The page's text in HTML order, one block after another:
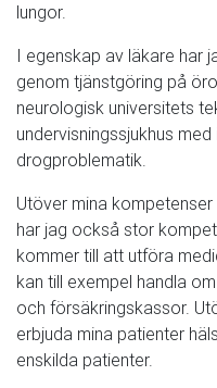
lungor.
I egenskap av läkare har
genom tjänstgöring på
neurologisk universitets
undervisningssjukhus
drogproblematik.
Utöver mina
har jag också stor
kommer till att utföra
kan till exempel handla
och försäkringskassor.
erbjuda mina patienter
enskilda patienter.